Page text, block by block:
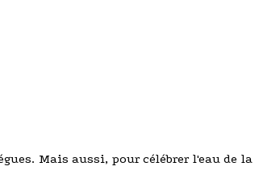
Mais aussi, pour célébrer l'eau de la